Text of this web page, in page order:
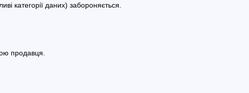
категорії даних) забороняється.
продавця.